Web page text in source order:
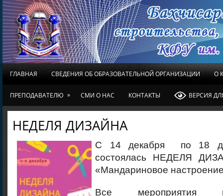
ГЛАВНАЯ СВЕДЕНИЯ ОБ ОБРАЗОВАТЕЛЬНОЙ ОРГАНИЗАЦИИ О
ПРЕПОДАВАТЕЛЮ » СМИ О НАС КОНТАКТЫ ВЕРСИЯ
НЕДЕЛЯ ДИЗАЙНА
С 14 декабря по 18
состоялась НЕДЕЛЯ
«Мандариновое
Все мероприятия